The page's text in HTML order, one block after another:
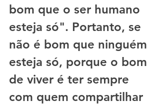
bom que o ser humano
esteja só". Portanto, se
não é bom que ninguém
esteja só, porque o bom
de viver é ter sempre
com quem compartilhar